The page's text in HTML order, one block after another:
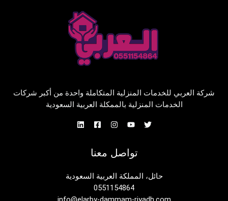
شركة العربي للخدمات المنزلية المتكاملة واحدة من أكبر شركات
الخدمات المنزلية بالممكلة العربية السعودية
تواصل معنا
حائل، المملكة العربية السعودية
0551154864